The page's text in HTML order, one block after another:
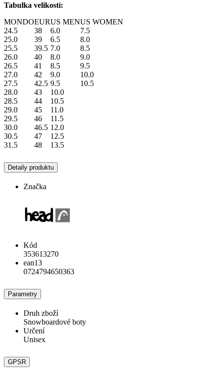
Tabulka velikostí:
MONDOEURUS MENUS WOMEN
24.5
38 6.0
7.5
25.0
39 6.5
8.0
25.5
39.5 7.0
8.5
26.0
40 8.0
9.0
26.5
41 8.5
9.5
27.0
42 9.0
10.0
27.5
42.5 9.5
10.5
28.0
43
10.0
28.5
44
10.5
29.0
45
11.0
29.5
46
11.5
30.0
46.5 12.0
30.5
47
12.5
31.5
48 13.5
Detaily produktu
Značka
Kód
353613270
ean13
0724794650363
Parametry
Druh zboží
Snowboardové boty
Určení
Unisex
GPSR